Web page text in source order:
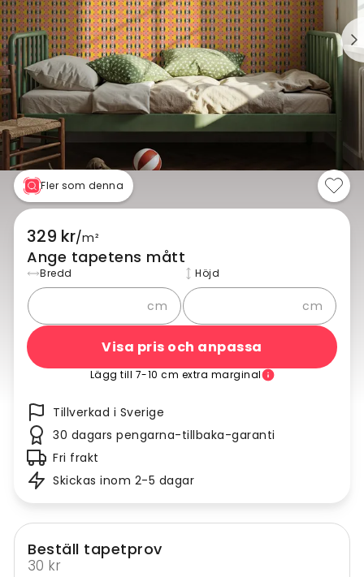
Fler som denna
329 kr/m²
Ange tapetens mått
Bredd
cm
Höjd
cm
Visa pris och anpassa
Lägg till 7-10 cm extra marginal
Tillverkad i Sverige
30 dagars pengarna-tillbaka-garanti
Fri frakt
Skickas inom 2-5 dagar
Beställ tapetprov
30 kr